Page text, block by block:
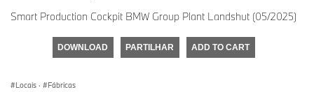
Smart Production Cockpit BMW Group Plant Landshut (05/2025)
DOWNLOAD PARTILHAR ADD TO CART
Locais · Fábricas